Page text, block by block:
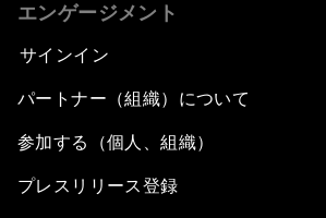
エンゲージメント
サインイン
パートナー（組織）について
参加する（個人、組織）
プレスリリース登録